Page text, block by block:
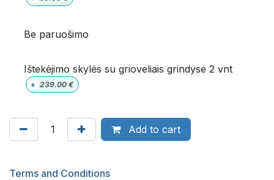
Be paruošimo
Ištekėjimo skylės su grioveliais grindyse 2 vnt
+ 239.00 €
Add to cart
Terms and Conditions